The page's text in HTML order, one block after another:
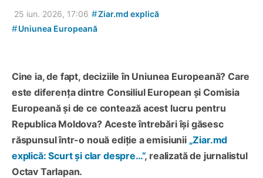
25 iun. 2026, 17:06 #Ziar.md explică
#Uniunea Europeană
Cine ia, de fapt, deciziile în Uniunea Europeană? Care
este diferența dintre Consiliul European și Comisia
Europeană și de ce contează acest lucru pentru
Republica Moldova? Aceste întrebări își găsesc
răspunsul într-o nouă ediție a emisiunii „Ziar.md
explică: Scurt și clar despre…”, realizată de jurnalistul
Octav Tarlapan.